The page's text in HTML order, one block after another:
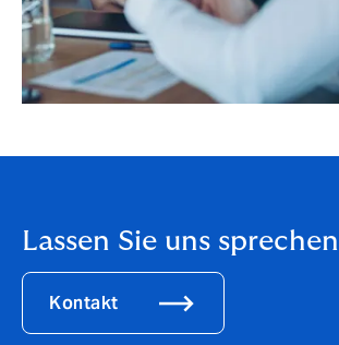
Lassen Sie uns sprechen
Kontakt